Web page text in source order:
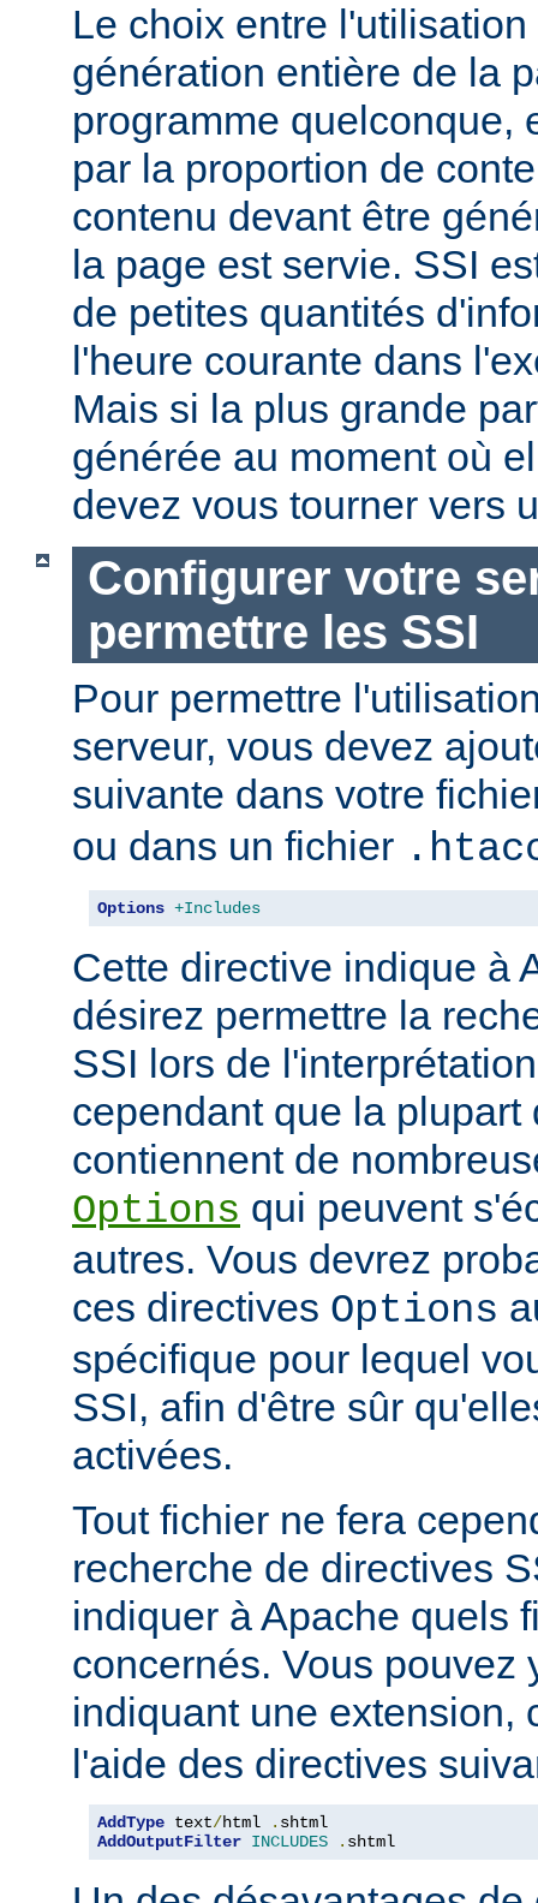
Le choix entre
génération entière de la
programme quelconque,
par la proportion de
contenu devant être
la page est servie. SSI
de petites quantités
l'heure courante dans
Mais si la plus grande
générée au moment où
devez vous tourner vers
Configurer votre
permettre les SSI
Pour permettre
serveur, vous devez
suivante dans votre
ou dans un fichier
Options +Includes
Cette directive indique à
désirez permettre la
SSI lors de
cependant que la
contiennent de
Options qui peuvent
autres. Vous devrez
ces directives Options
spécifique pour lequel
SSI, afin d'être sûr
activées.
Tout fichier ne fera
recherche de directives
indiquer à Apache quels
concernés. Vous pouvez
indiquant une extension,
l'aide des directives
AddType text/html .
AddOutputFilter INCLUDES . shtml